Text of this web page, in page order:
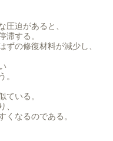
圧迫があると、
滞する。
ずの修復材料が減少し、
。
ている。
、
くなるのである。